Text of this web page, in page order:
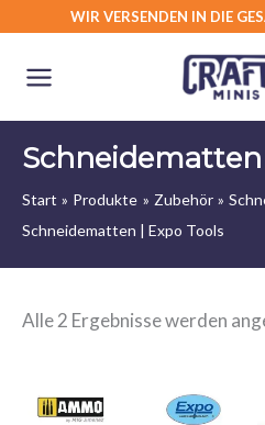
springen
WIR VERSENDEN IN DIE
Start Produkte Zubehör
Schneidematten | Expo Tools
Alle 2 Ergebnisse werden